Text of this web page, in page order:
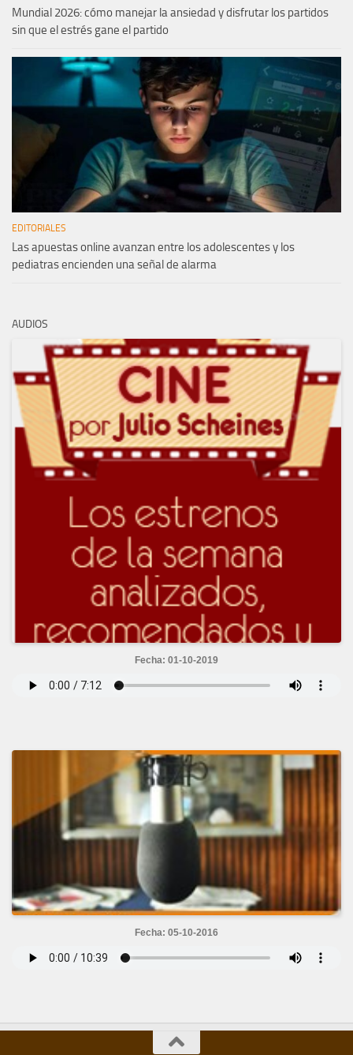
Mundial 2026: cómo manejar la ansiedad y disfrutar los partidos
sin que el estrés gane el partido
EDITORIALES
Las apuestas online avanzan entre los adolescentes y los
pediatras encienden una señal de alarma
AUDIOS
Fecha: 01-10-2019
Fecha: 05-10-2016